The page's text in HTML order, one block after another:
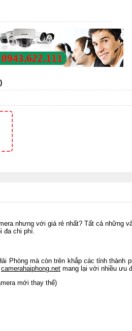
nhưng với giá rẻ nhất? Tất cả những
đa chi phí.
Phòng mà còn trên khắp các tỉnh thành
camerahaiphong.net mang lại với nhiều ưu
mới thay thế)